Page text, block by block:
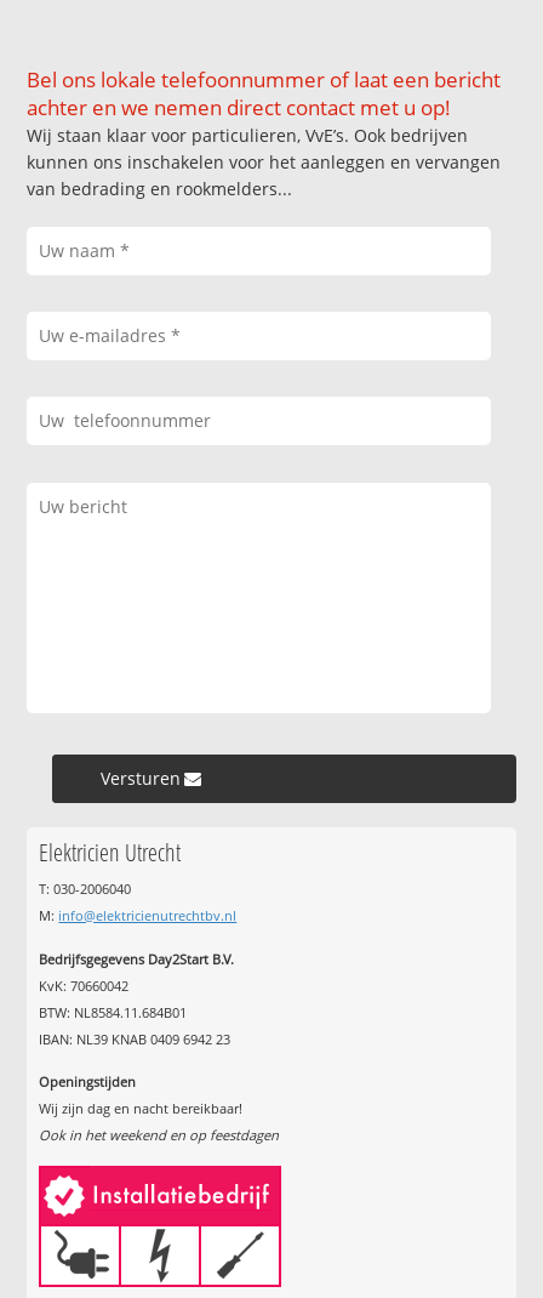
Bel ons lokale telefoonnummer of laat een bericht
achter en we nemen direct contact met u op!
Wij staan klaar voor particulieren, VvE’s. Ook bedrijven
kunnen ons inschakelen voor het aanleggen en vervangen
van bedrading en rookmelders...
Versturen »
Elektricien Utrecht
T: 030-2006040
M: info@elektricienutrechtbv.nl
Bedrijfsgegevens Day2Start B.V.
KvK: 70660042
BTW: NL8584.11.684B01
IBAN: NL39 KNAB 0409 6942 23
Openingstijden
Wij zijn dag en nacht bereikbaar!
Ook in het weekend en op feestdagen